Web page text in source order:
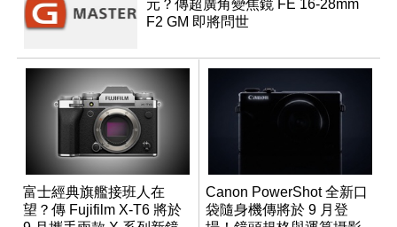
元？傳超廣角變焦鏡 FE 16-28mm
F2 GM 即將問世
富士經典旗艦接班人在
望？傳 Fujifilm X-T6 將於
Canon PowerShot 全新口
袋隨身機傳將於 9 月登